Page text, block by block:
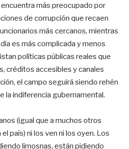
más preocupado por
de corrupción que recaen
más cercanos, mientras
es más complicada y menos
políticas públicas reales que
créditos accesibles y canales
el campo seguirá siendo rehén
la indiferencia gubernamental.
(igual que a muchos otros
país) ni los ven ni los oyen. Los
limosnas, están pidiendo